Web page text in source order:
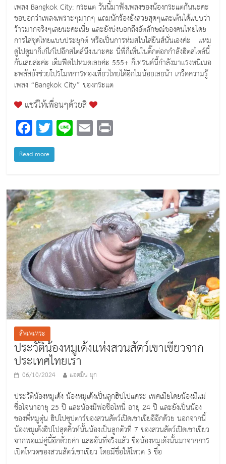
เพลง Bangkok City: กระแต วันนี้มาฟังเพลงของน้องกระแตกันนะคะ
ขอบอกว่าเพลงเพราะๆมากๆ แถมนักร้องยังสวยสุดๆและเต้นได้แบบว่า
ว้าวมากจริงๆเลยนะคะเนี่ย และยังบ่งบอกถึงอัตลักษณ์ของคนไทยโดย
การใส่ชุดไทยแบบประยุกต์ หรือเป็นการห่มสไบใส่ยีนส์นั่นเองค่ะ แหม
ดูไปดูมาก็เก๋ไก๋ไปอีกสไตล์นึงเนาะคะ นี่พี่ก็เห็นในติ๊กต่อกกำลังฮิตสไตล์นี้
กันเลยล่ะค่ะ เต็มฟีดไปหมดเลยค่ะ 555+ ก็เทรนด์นี้กำลังมาแรงหนิเนอ
ะพลัสยังช่วยโปรโมทการท่องเที่ยวไทยได้อีกไม่น้อยเลยน้า เกร็ดความรู้
เพลง “Bangkok City” ของกระแต
แชร์ให้เพื่อนๆด้วยสิ
F
a
c
b
o
o
k
T
wi
tt
Li
n
E
m
Read more
สัพเพเหระ
ประวัติน้องหมูเด้งแห่งสวนสัตว์เขาเขียวจาก
ประเทศไทยเรา
06/10/2024 แอดมิน มุก
ประวัติน้องหมูเด้ง น้องหมูเด้งเป็นลูกฮิปโปแคระ เพศเมียโดยน้องมีแม่
ชื่อโจนาอายุ 25 ปี และน้องมีพ่อชื่อโทนี่ อายุ 24 ปี และยังเป็นน้อง
ของพี่หมูตุ๋น ฮิปโปซุปตาร์ของสวนสัตว์เปิดเขาเขียอีอีกด้วย นอกจากนี้
น้องหมูเด้งฮิปโปสุดคิ้วท์นั้นน้องเป็นลูกตัวที่ 7 ของสวนสัตว์เปิดเขาเขียว
จากพ่อแม่คู่นี้อีกด้วยค่า และอันที่จริงแล้ว ชื่อน้องหมูเด้งนั้นมาจากการ
เปิดโหวตของสวนสัตว์เขาเขียว โดยมีชื่อให้โหวต 3 ชื่อ